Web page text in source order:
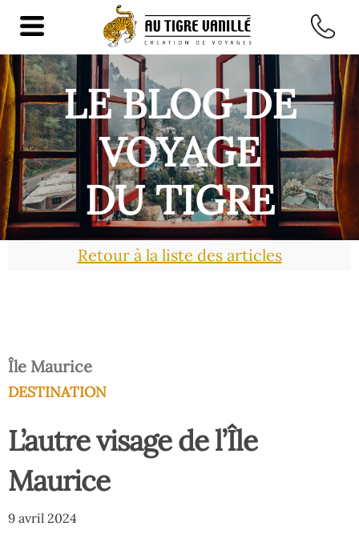
LE BLOG DE
VOYAGE
DU TIGRE
Retour à la liste des articles
Île Maurice
DESTINATION
L’autre visage de l’Île
Maurice
9 avril 2024